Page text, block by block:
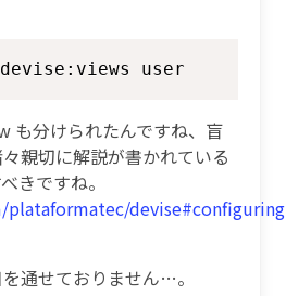
も分けられたんですね、盲
親切に解説が書かれている
きですね。
通せておりません…。